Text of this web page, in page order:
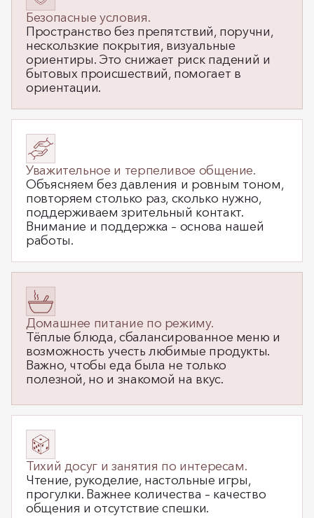
Безопасные условия.
Пространство без препятствий, поручни,
нескользкие покрытия, визуальные
ориентиры. Это снижает риск падений и
бытовых происшествий, помогает в
ориентации.
Уважительное и терпеливое общение.
Объясняем без давления и ровным тоном,
повторяем столько раз, сколько нужно,
поддерживаем зрительный контакт.
Внимание и поддержка – основа нашей
работы.
Домашнее питание по режиму.
Тёплые блюда, сбалансированное меню и
возможность учесть любимые продукты.
Важно, чтобы еда была не только
полезной, но и знакомой на вкус.
Тихий досуг и занятия по интересам.
Чтение, рукоделие, настольные игры,
прогулки. Важнее количества – качество
общения и отсутствие спешки.